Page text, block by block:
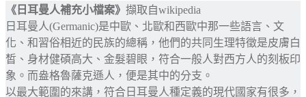
《日耳曼人補充小檔案》 擷取自wikipedia
日耳曼人(Germanic)是中歐、北歐和西歐中那一些語言、文
化、和習俗相近的民族的總稱，他們的共同生理特徵是皮膚白
皙、身材健碩高大、金髮碧眼，符合一般人對西方人的刻板印
象。而盎格魯薩克遜人，便是其中的分支。
以最大範圍的來講，符合日耳曼人種定義的現代國家有很多，